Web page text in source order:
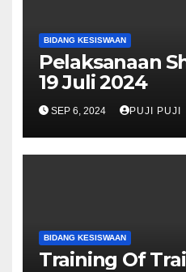
BIDANG KESISWAAN
Pelaksanaan
19 Juli 2024
SEP 6, 2024 PUJI PUJI
BIDANG KESISWAAN
Training Of